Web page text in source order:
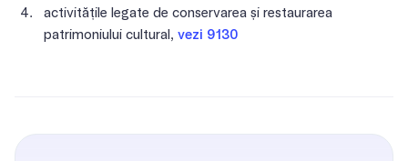
activitățile legate de conservarea și restaurarea
patrimoniului cultural, vezi 9130